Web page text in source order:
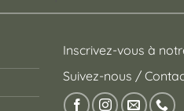
Inscrivez-vous à
Suivez-nous /